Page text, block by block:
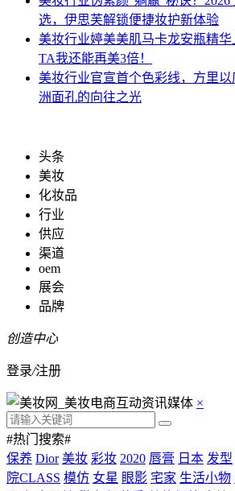
选，伊思芙解锁便捷妆护新体验
美妆行业婷美美肌马卡龙安瓶精
TA我还能再美3倍！
美妆行业官宣首个色彩线，方里
洲面孔的向往之光
头条
美妆
化妆品
行业
供应
渠道
oem
展会
品牌
创造中心
登录/注册
×
#热门搜索#
保养 Dior 美妆 彩妆 2020 唇膏 日本 发型
院CLASS 模仿 女星 眼影 宅家 生活小物